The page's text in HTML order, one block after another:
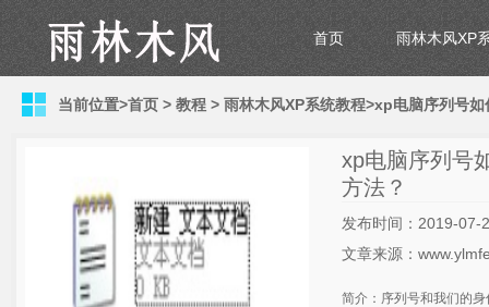
首页 雨林木风XP
当前位置>首页 > 教程 > 雨林木风XP系统教程>xp电脑序列号如
xp电脑序列号
方法？
发布时间：2019-07-
文章来源：
简介：序列号和我们的